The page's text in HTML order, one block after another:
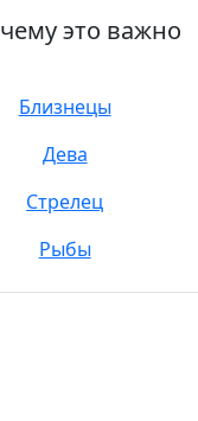
это важно
Близнецы
Дева
Стрелец
Рыбы